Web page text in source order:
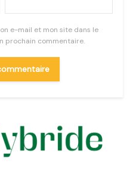
e-mail et mon site dans le
prochain commentaire.